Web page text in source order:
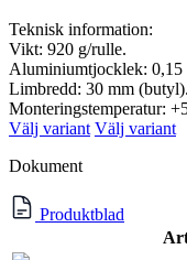
Teknisk information:
Vikt: 920 g/rulle.
Aluminiumtjocklek: 0,15
Limbredd: 30 mm (butyl).
Monteringstemperatur:
Välj variant Välj variant
Dokument
Produktblad